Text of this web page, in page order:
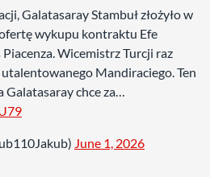
Galatasaray Stambuł złożyło w
wykupu kontraktu Efe
Wicemistrz Turcji raz
Mandiraciego. Ten
Galatasaray chce za…
June 1, 2026